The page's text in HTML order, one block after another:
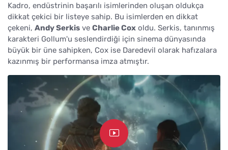
Kadro, endüstrinin başarılı isimlerinden oluşan oldukça
dikkat çekici bir listeye sahip. Bu isimlerden en dikkat
çekeni, Andy Serkis ve Charlie Cox oldu. Serkis, tanınmış
karakteri Gollum'u seslendirdiği için sinema dünyasında
büyük bir üne sahipken, Cox ise Daredevil olarak hafızalara
kazınmış bir performansa imza atmıştır.